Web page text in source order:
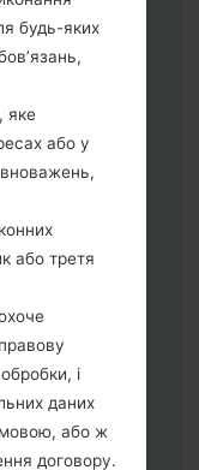
клавіші:
та Bixbi.
клавіші:
гучності.
до ПК
клавіші:
та
натисніть
Bixbi.
клавіші:
до ПК,
Ваш
будь-яких
яке
або у
або третя
і
даних
або ж
договору.